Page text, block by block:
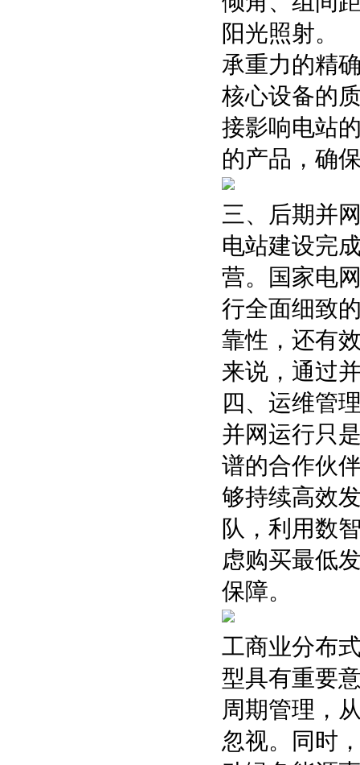
阳光照射。
承重力的精
核心设备的
接影响电站
的产品，确
三、后期并
电站建设完
营。国家电
行全面细致
靠性，还有
来说，通过
四、运维管
并网运行只
谱的合作伙
够持续高效
队，利用数
虑购买最低
保障。
工商业分布
型具有重要
周期管理，
忽视。同时